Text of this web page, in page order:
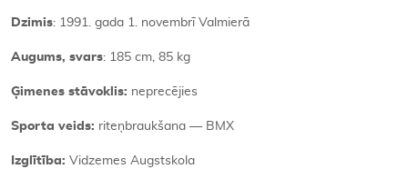
Dzimis: 1991. gada 1. novembrī Valmierā
Augums, svars: 185 cm, 85 kg
Ģimenes stāvoklis: neprecējies
Sporta veids: riteņbraukšana — BMX
Izglītība: Vidzemes Augstskola